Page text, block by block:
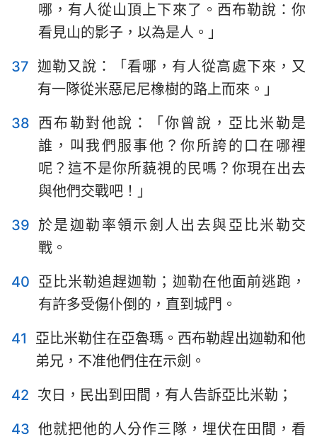
哪，有人從山頂上下來了。西布勒說：你
看見山的影子，以為是人。」
37 迦勒又說：「看哪，有人從高處下來，又
有一隊從米惡尼尼橡樹的路上而來。」
38 西布勒對他說：「你曾說，亞比米勒是
誰，叫我們服事他？你所誇的口在哪裡
呢？這不是你所藐視的民嗎？你現在出去
與他們交戰吧！」
39 於是迦勒率領示劍人出去與亞比米勒交
戰。
40 亞比米勒追趕迦勒；迦勒在他面前逃跑，
有許多受傷仆倒的，直到城門。
41
亞比米勒住在亞魯瑪。西布勒趕出迦勒和他
弟兄，不准他們住在示劍。
42 次日，民出到田間，有人告訴亞比米勒；
43 他就把他的人分作三隊，埋伏在田間，看